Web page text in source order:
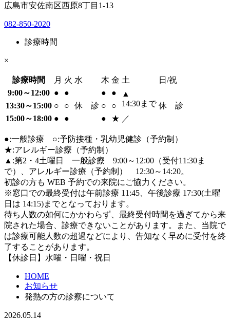
広島市安佐南区西原8丁目1-13
082-850-2020
診療時間
×
診療時間 月 火 水 木 金 土
日/祝
9:00～12:00 ●
●
休 診
● ●
▲
14:30まで 休 診
13:30～15:00 ○ ○ ○
○
15:00～18:00 ● ● ● ★ ／
●:一般診療 ○:予防接種・乳幼児健診（予約制）
★:アレルギー診療（予約制）
▲:第2・4土曜日 一般診療 9:00～12:00（受付11:30ま
で）、アレルギー診療（予約制） 12:30～14:20。
初診の方も WEB 予約での来院にご協力ください。
※窓口での最終受付は午前診療 11:45、午後診療 17:30(土曜
日は 14:15)までとなっております。
待ち人数の如何にかかわらず、最終受付時間を過ぎてから来
院された場合、診療できないことがあります。また、 当院で
は診療可能人数の超過などにより、告知なく早めに受付を終
了することがあります。
【休診日】水曜・日曜・祝日
HOME
お知らせ
発熱の方の診察について
2026.05.14